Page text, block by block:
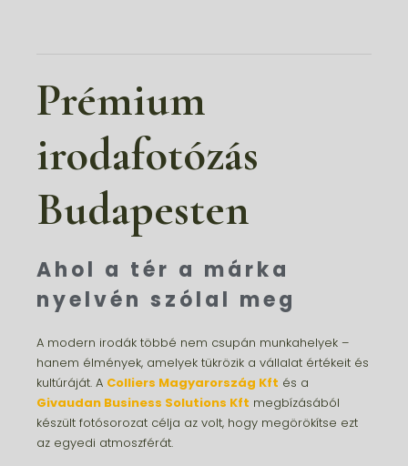
Prémium
irodafotózás
Budapesten
Ahol a tér a márka
nyelvén szólal meg
A modern irodák többé nem csupán munkahelyek –
hanem élmények, amelyek tükrözik a vállalat értékeit és
kultúráját. A Colliers Magyarország Kft és a
Givaudan Business Solutions Kft megbízásából
készült fotósorozat célja az volt, hogy megörökítse ezt
az egyedi atmoszférát.